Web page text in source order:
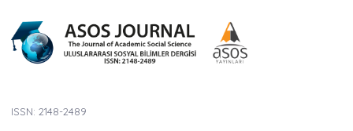
ISSN: 2148-2489